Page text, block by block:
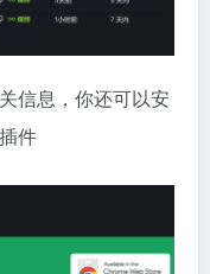
信息，你还可以安
件